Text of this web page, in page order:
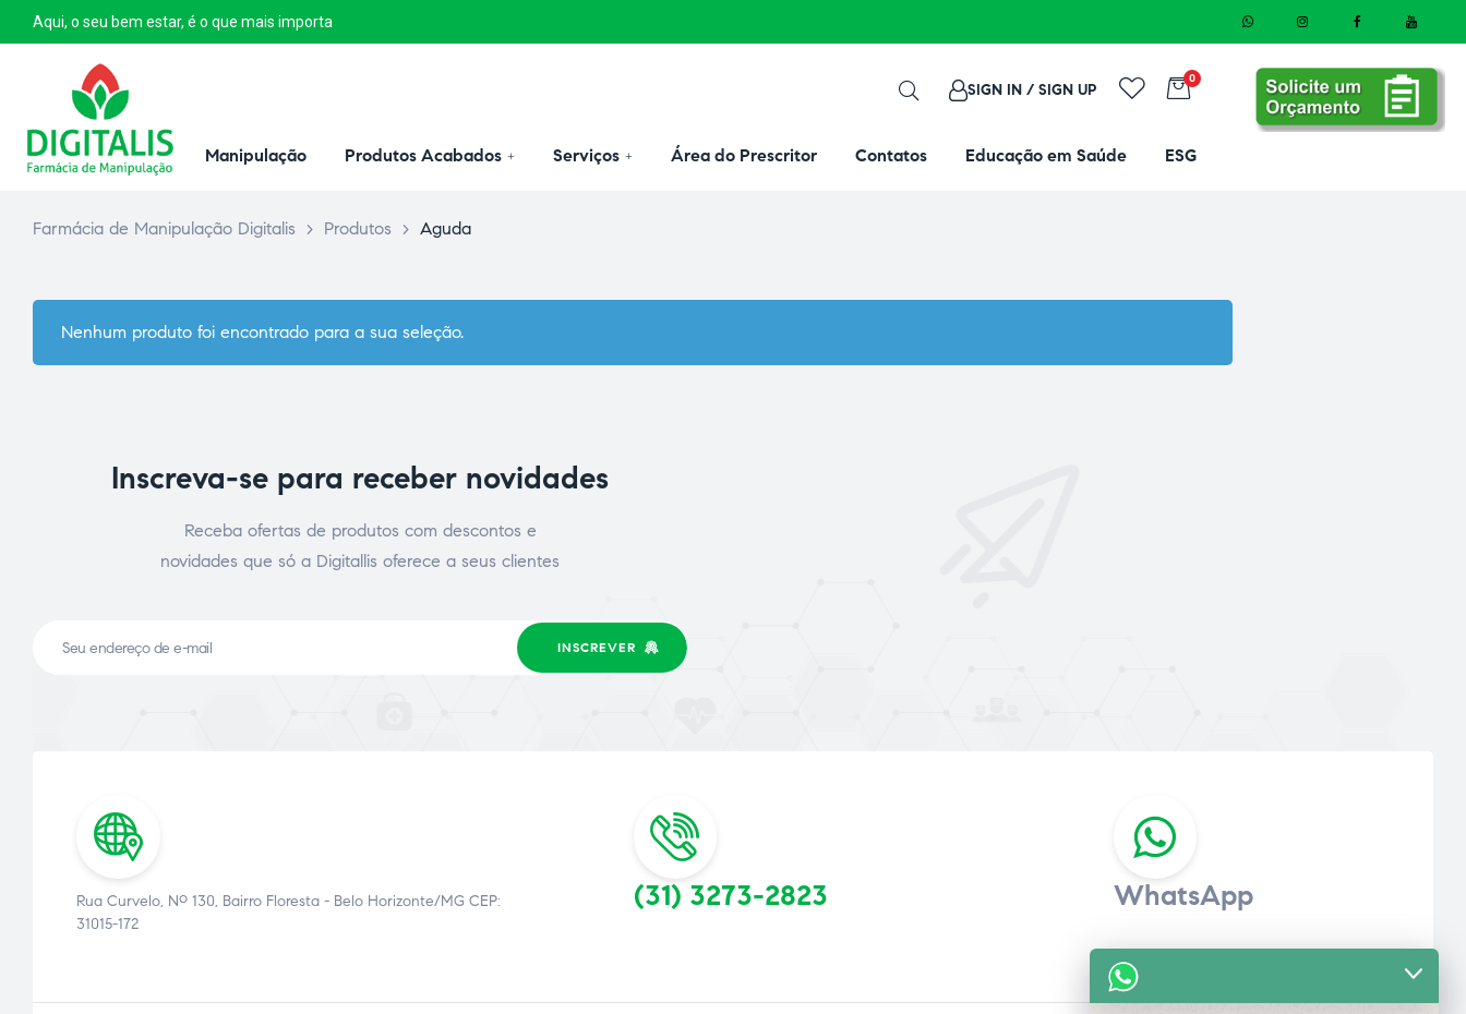
Aqui, o seu bem estar, é o que mais importa
SIGN IN / SIGN UP
0
Manipulação Produtos Acabados Serviços Área do Prescritor Contatos Educação em Saúde ESG
Farmácia de Manipulação Digitalis > Produtos > Aguda
Nenhum produto foi encontrado para a sua seleção.
Inscreva-se para receber novidades
Receba ofertas de produtos com descontos e
novidades que só a Digitallis oferece a seus clientes
INSCREVER
Rua Curvelo, Nº 130, Bairro Floresta - Belo Horizonte/MG CEP:
31015-172
(31) 3273-2823 WhatsApp